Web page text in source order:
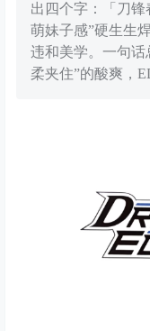
出四个字：「刀锋
萌妹子感”硬生生
违和美学。一句话
柔夹住”的酸爽，